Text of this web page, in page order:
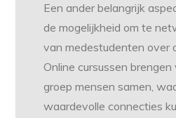
Een ander belangrijk
de mogelijkheid om te
van medestudenten over
Online cursussen
groep mensen samen,
waardevolle connecties